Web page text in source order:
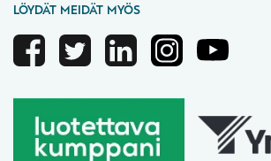
LÖYDÄT MEIDÄT MYÖS
FacebookTwitterLinkedinInstagramYoutube